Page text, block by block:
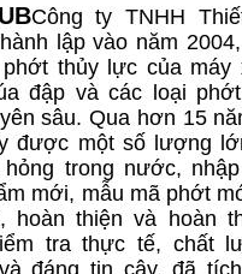
Công ty TNHH
lập vào năm
thủy lực của máy
đập và các loại
sâu. Qua hơn 15
được một số lượng
trong nước,
mới, mẫu mã phớt
hoàn thiện và hoàn
tra thực tế, chất
đáng tin cậy, đã